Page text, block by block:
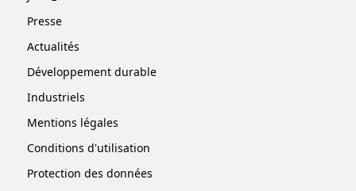
Presse
Actualités
Développement durable
Industriels
Mentions légales
Conditions d'utilisation
Protection des données